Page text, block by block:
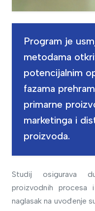
Program je
metodama
potencijalnim
fazama
primarne
marketinga i
proizvoda.
Studij osigurava
proizvodnih procesa
naglasak na uvođenje